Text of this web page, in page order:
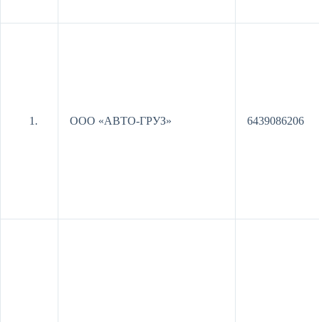
ООО «АВТО-ГРУЗ» 6439086206